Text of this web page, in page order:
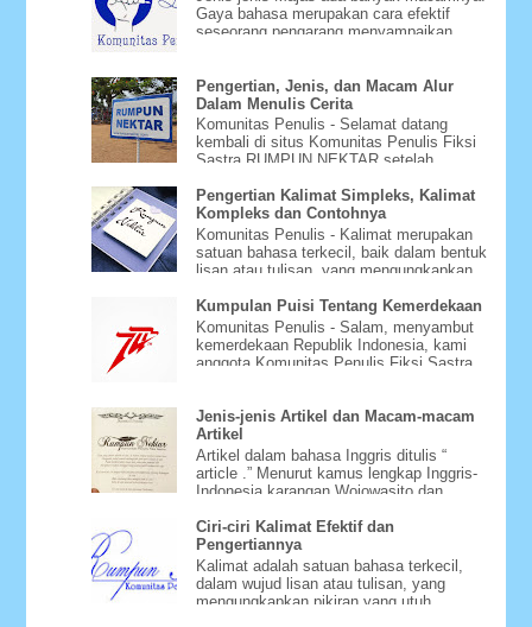
Gaya bahasa merupakan cara efektif
seseorang pengarang menyampaikan
Pengertian, Jenis, dan Macam Alur
Dalam Menulis Cerita
Komunitas Penulis - Selamat datang
kembali di situs Komunitas Penulis Fiksi
Sastra RUMPUN NEKTAR setelah
Pengertian Kalimat Simpleks, Kalimat
Kompleks dan Contohnya
Komunitas Penulis - Kalimat merupakan
satuan bahasa terkecil, baik dalam bentuk
lisan atau tulisan, yang mengungkapkan
Kumpulan Puisi Tentang Kemerdekaan
Komunitas Penulis - Salam, menyambut
kemerdekaan Republik Indonesia, kami
anggota Komunitas Penulis Fiksi Sastra
Jenis-jenis Artikel dan Macam-macam
Artikel
Artikel dalam bahasa Inggris ditulis “
article .” Menurut kamus lengkap Inggris-
Indonesia karangan Wojowasito dan
Ciri-ciri Kalimat Efektif dan
Pengertiannya
Kalimat adalah satuan bahasa terkecil,
dalam wujud lisan atau tulisan, yang
mengungkapkan pikiran yang utuh.